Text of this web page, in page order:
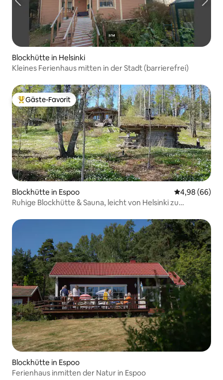
Blockhütte in Helsinki
Kleines Ferienhaus mitten in der Stadt (barrierefrei)
Beliebter Gäste-Favorit.
Gäste-Favorit
Blockhütte in Espoo
4,98 (66)
Ruhige Blockhütte & Sauna, leicht von Helsinki zu
Blockhütte in Espoo
Ferienhaus inmitten der Natur in Espoo